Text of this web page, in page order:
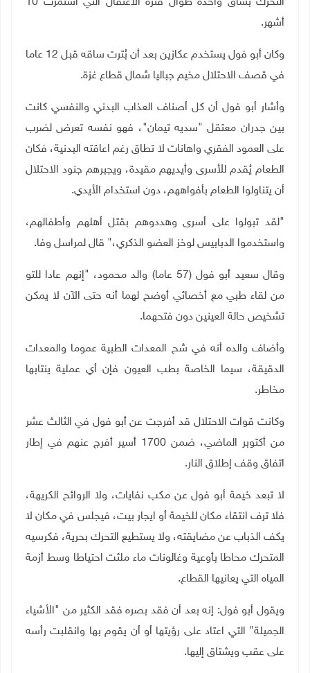
التحرك بساق واحدة طوال فترة الاعتقال التي استمرت 10
أشهر.
وكان أبو فول يستخدم عكازين بعد أن بُترت ساقه قبل 12 عاما
في قصف الاحتلال مخيم جباليا شمال قطاع غزة.
وأشار أبو فول أن كل أصناف العذاب البدني والنفسي كانت
بين جدران معتقل "سديه تيمان"، فهو نفسه تعرض لضرب
على العمود الفقري واهانات لا تطاق رغم اعاقته البدنية، فكان
الطعام يُقدم للأسرى وأيديهم مقيدة، ويجبرهم جنود الاحتلال
أن يتناولوا الطعام بأفواههم، دون استخدام الأيدي.
"لقد تبولوا على أسرى وهددوهم بقتل أهلهم وأطفالهم،
واستخدموا الدبابيس لوخز العضو الذكري،" قال لمراسل وفا.
وقال سعيد أبو فول (57 عاما) والد محمود، "إنهم عادا للتو
من لقاء طبي مع أخصائي أوضح لهما أنه حتى الآن لا يمكن
تشخيص حالة العينين دون فتحهما.
وأضاف والده أنه في شح المعدات الطبية عموما والمعدات
الدقيقة، سيما الخاصة بطب العيون فإن أي عملية ينتابها
مخاطر.
وكانت قوات الاحتلال قد أفرجت عن أبو فول في الثالث عشر
من أكتوبر الماضي، ضمن 1700 أسير أفرج عنهم في إطار
اتفاق وقف إطلاق النار.
لا تبعد خيمة أبو فول عن مكب نفايات، ولا الروائح الكريهة،
فلا ترف انتقاء مكان للخيمة أو ايجار بيت، فيجلس في مكان لا
يكف الذباب عن مضايقته، ولا يستطيع التحرك بحرية، فكرسيه
المتحرك محاطا بأوعية وغالونات ماء ملئت احتياطا وسط أزمة
المياه التي يعانيها القطاع.
ويقول أبو فول: إنه بعد أن فقد بصره فقد الكثير من "الأشياء
الجميلة" التي اعتاد على رؤيتها أو أن يقوم بها وانقلبت رأسه
على عقب ويشتاق إليها.